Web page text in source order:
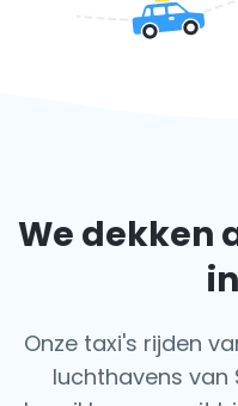
We dekken
Onze taxi's rijden
luchthavens van